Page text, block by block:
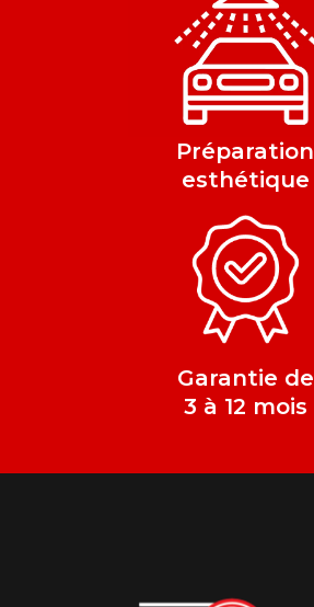
Préparation
esthétique
Garantie de
3 à 12 mois